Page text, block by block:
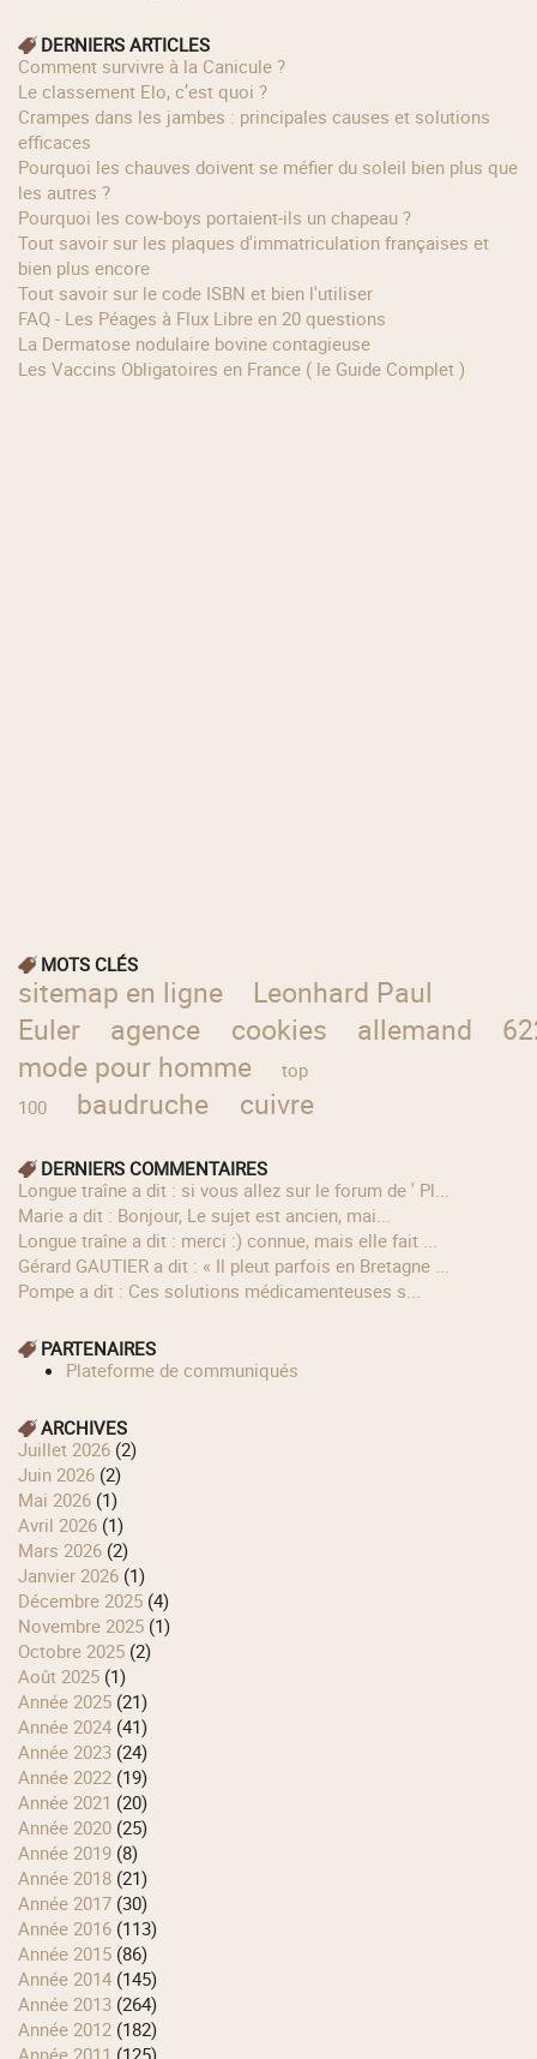
DERNIERS ARTICLES
Comment survivre à la Canicule ?
Le classement Elo, c’est quoi ?
Crampes dans les jambes : principales causes et solutions
efficaces
Pourquoi les chauves doivent se méfier du soleil bien plus que
les autres ?
Pourquoi les cow‑boys portaient‑ils un chapeau ?
Tout savoir sur les plaques d'immatriculation françaises et
bien plus encore
Tout savoir sur le code ISBN et bien l'utiliser
FAQ - Les Péages à Flux Libre en 20 questions
La Dermatose nodulaire bovine contagieuse
Les Vaccins Obligatoires en France ( le Guide Complet )
MOTS CLÉS
sitemap en ligne
Leonhard Paul
Euler
agence cookies allemand
mode pour homme
top
100
baudruche cuivre
DERNIERS COMMENTAIRES
longue traîne a dit : si vous allez sur le forum de ' Pl...
Marie a dit : Bonjour, Le sujet est ancien, mai...
longue traîne a dit : merci :) connue, mais elle fait ...
Gérard GAUTIER a dit : « Il pleut parfois en Bretagne ...
Pompe a dit : Ces solutions médicamenteuses s...
PARTENAIRES
Plateforme de communiqués
ARCHIVES
juillet 2026 (2)
juin 2026 (2)
mai 2026 (1)
avril 2026 (1)
mars 2026 (2)
janvier 2026 (1)
décembre 2025 (4)
novembre 2025 (1)
octobre 2025 (2)
août 2025 (1)
année 2025 (21)
année 2024 (41)
année 2023 (24)
année 2022 (19)
année 2021 (20)
année 2020 (25)
année 2019 (8)
année 2018 (21)
année 2017 (30)
année 2016 (113)
année 2015 (86)
année 2014 (145)
année 2013 (264)
année 2012 (182)